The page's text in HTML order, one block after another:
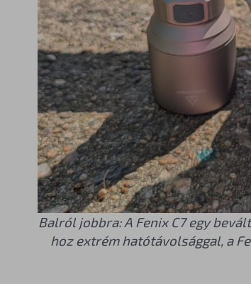
Balról jobbra: A Fenix C7 egy
hoz extrém hatótávolsággal, a